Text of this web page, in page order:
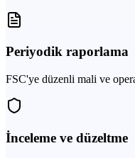
Periyodik raporlama
FSC'ye düzenli mali ve
İnceleme ve düzeltme